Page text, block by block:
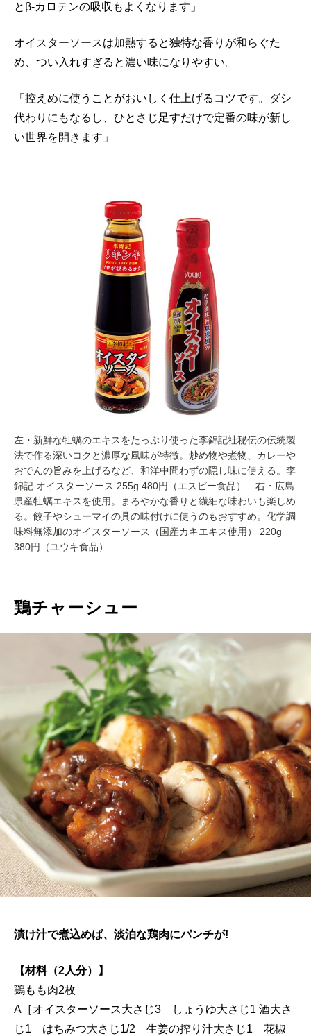
とβ-カロテンの吸収もよくなります」
オイスターソースは加熱すると独特な香りが和らぐた
め、つい入れすぎると濃い味になりやすい。
「控えめに使うことがおいしく仕上げるコツです。ダシ
代わりにもなるし、ひとさじ足すだけで定番の味が新し
い世界を開きます」
左・新鮮な牡蠣のエキスをたっぷり使った李錦記社秘伝の伝統製
法で作る深いコクと濃厚な風味が特徴。炒め物や煮物、カレーや
おでんの旨みを上げるなど、和洋中問わずの隠し味に使える。李
錦記 オイスターソース 255g 480円（エスビー食品） 右・広島
県産牡蠣エキスを使用。まろやかな香りと繊細な味わいも楽しめ
る。餃子やシューマイの具の味付けに使うのもおすすめ。化学調
味料無添加のオイスターソース（国産カキエキス使用） 220g
380円（ユウキ食品）
鶏チャーシュー
漬け汁で煮込めば、淡泊な鶏肉にパンチが!
【材料（2人分）】
鶏もも肉2枚
A［オイスターソース大さじ3 しょうゆ大さじ1 酒大さ
じ1 はちみつ大さじ1/2 生姜の搾り汁大さじ1 花椒